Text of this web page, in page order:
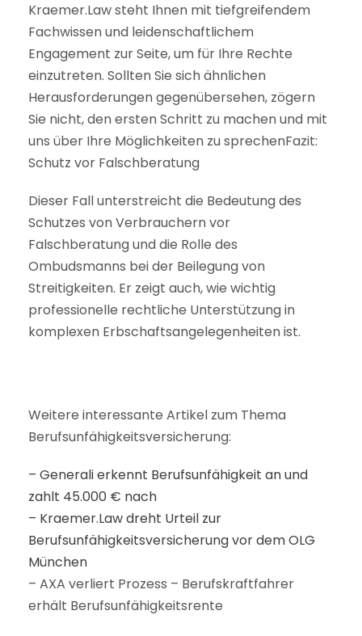
Kraemer.Law steht Ihnen mit tiefgreifendem
Fachwissen und leidenschaftlichem
Engagement zur Seite, um für Ihre Rechte
einzutreten. Sollten Sie sich ähnlichen
Herausforderungen gegenübersehen, zögern
Sie nicht, den ersten Schritt zu machen und mit
uns über Ihre Möglichkeiten zu sprechenFazit:
Schutz vor Falschberatung
Dieser Fall unterstreicht die Bedeutung des
Schutzes von Verbrauchern vor
Falschberatung und die Rolle des
Ombudsmanns bei der Beilegung von
Streitigkeiten. Er zeigt auch, wie wichtig
professionelle rechtliche Unterstützung in
komplexen Erbschaftsangelegenheiten ist.
Weitere interessante Artikel zum Thema
Berufsunfähigkeitsversicherung:
– Generali erkennt Berufsunfähigkeit an und
zahlt 45.000 € nach
– Kraemer.Law dreht Urteil zur
Berufsunfähigkeitsversicherung vor dem OLG
München
– AXA verliert Prozess – Berufskraftfahrer
erhält Berufsunfähigkeitsrente